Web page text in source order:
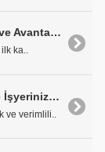
ISPFIRE Ürünlerinin Kullanımı ve Avantajları
ka..
Brady'den: Güvenliği Artırın ve İşyerinizin Performansını Optimize Edin
ve verimlili..